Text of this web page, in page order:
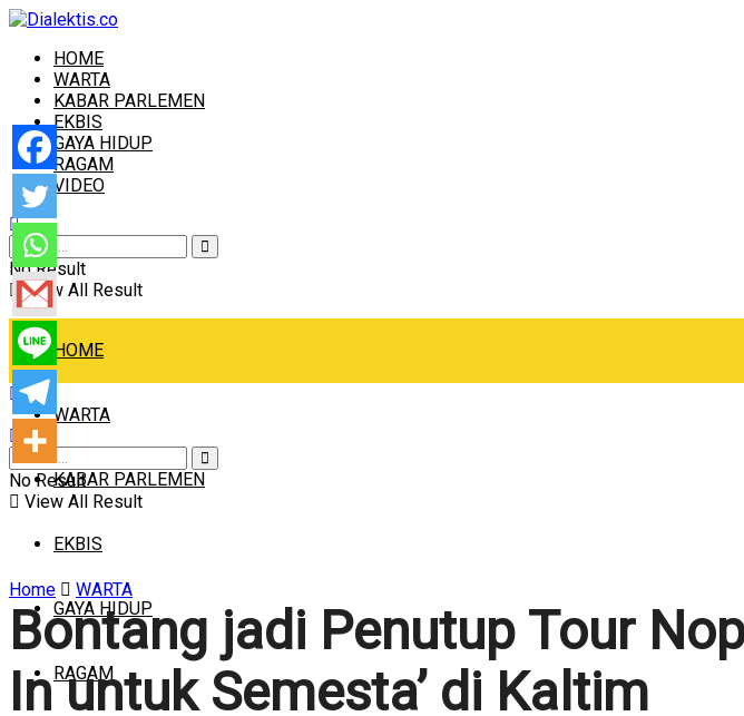
HOME
WARTA
KABAR PARLEMEN
EKBIS
GAYA HIDUP
RAGAM
VIDEO
No Result
View All Result
HOME
WARTA
KABAR PARLEMEN
EKBIS
GAYA HIDUP
RAGAM
No Result
View All Result
Home WARTA
Bontang jadi Penutup Tour
In untuk Semesta’ di Kaltim